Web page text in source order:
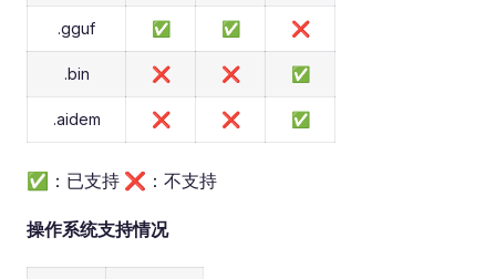
.gguf ✅ ✅ ❌
.bin ❌ ❌ ✅
.aidem ❌ ❌ ✅
✅：已支持 ❌：不支持
操作系统支持情况